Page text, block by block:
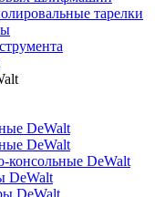
тарелки
DeWalt
DeWalt
консольные DeWalt
DeWalt
DeWalt